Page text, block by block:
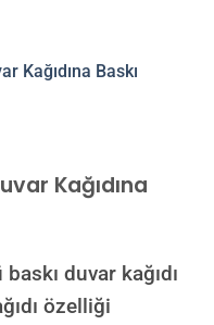
Kağıdına
duvar kağıdı
özelliği